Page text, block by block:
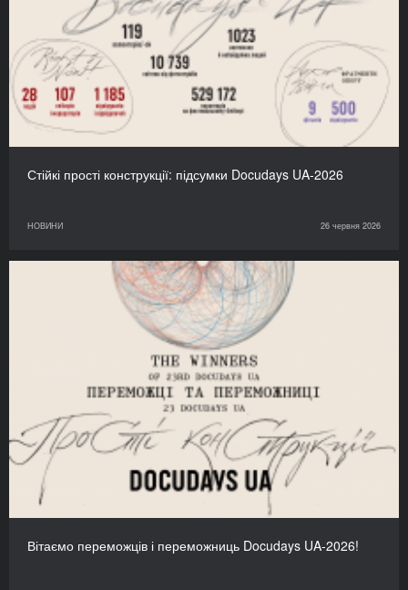
Стійкі прості конструкції: підсумки Docudays UA-2026
НОВИНИ 26 червня 2026
Вітаємо переможців і переможниць Docudays UA-2026!